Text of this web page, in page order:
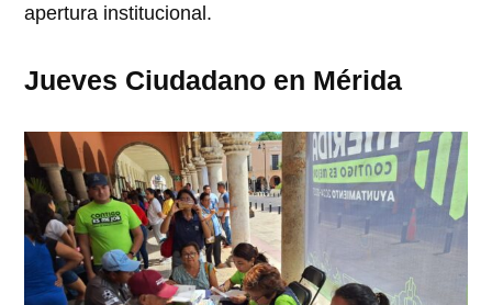
apertura institucional.
Jueves Ciudadano en Mérida